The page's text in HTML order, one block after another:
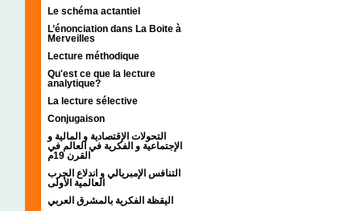
Le schéma actantiel
L’énonciation dans La Boite à
Merveilles
Lecture méthodique
Qu'est ce que la lecture
analytique?
La lecture sélective
Conjugaison
التحولات الإقتصادية و المالية و
الإجتماعية و الفكرية في العالم في
القرن 19م
التنافس الإمبريالي و اندلاع الحرب
العالمية الأولى
اليقظة الفكرية بالمشرق العربي